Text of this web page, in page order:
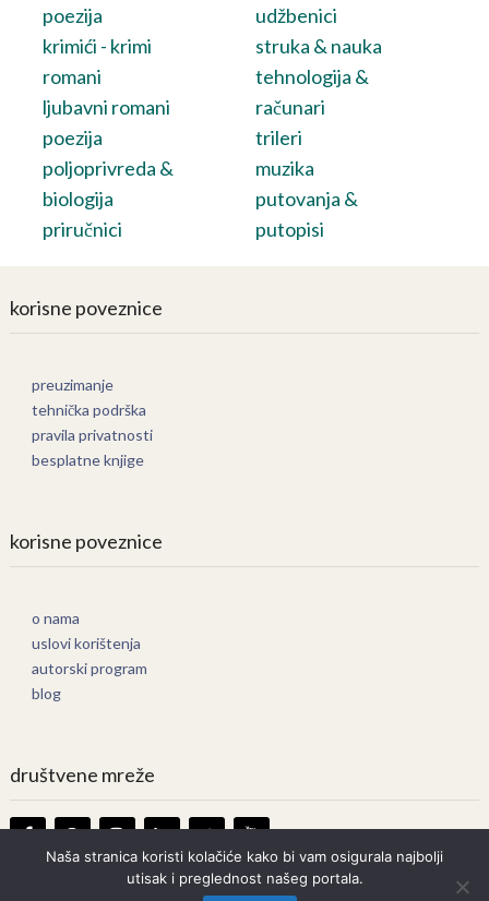
poezija
krimići - krimi
romani
ljubavni romani
poezija
poljoprivreda &
biologija
priručnici
udžbenici
struka & nauka
tehnologija &
računari
trileri
muzika
putovanja &
putopisi
korisne poveznice
preuzimanje
tehnička podrška
pravila privatnosti
besplatne knjige
korisne poveznice
o nama
uslovi korištenja
autorski program
blog
društvene mreže
Knjige OnlineCopyright © 2026.
Naša stranica koristi kolačiće kako bi vam osigurala najbolji
utisak i preglednost našeg portala.